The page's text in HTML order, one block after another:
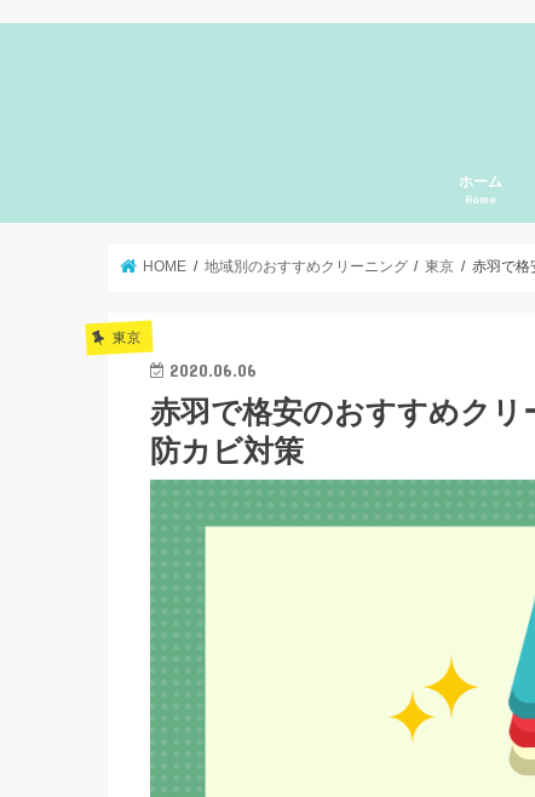
ホーム
Home
HOME 地域別のおすすめクリーニング 東京 赤羽で格
東京
2020.06.06
赤羽で格安のおすすめクリ
防カビ対策